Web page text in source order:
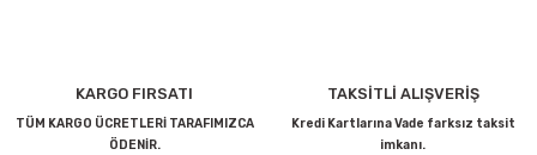
Ürün açıklamasında eksik bilgiler bulunuyor.
Ürün bilgilerinde hatalar bulunuyor.
KARGO FIRSATI
TÜM KARGO ÜCRETLERİ TARAFIMIZCA
ÖDENİR.
TAKSİTLİ ALIŞVERİŞ
Kredi Kartlarına Vade farksız taksit
imkanı.